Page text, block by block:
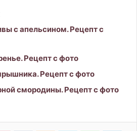
с апельсином. Рецепт с
Рецепт с фото
Рецепт с фото
смородины. Рецепт с фото